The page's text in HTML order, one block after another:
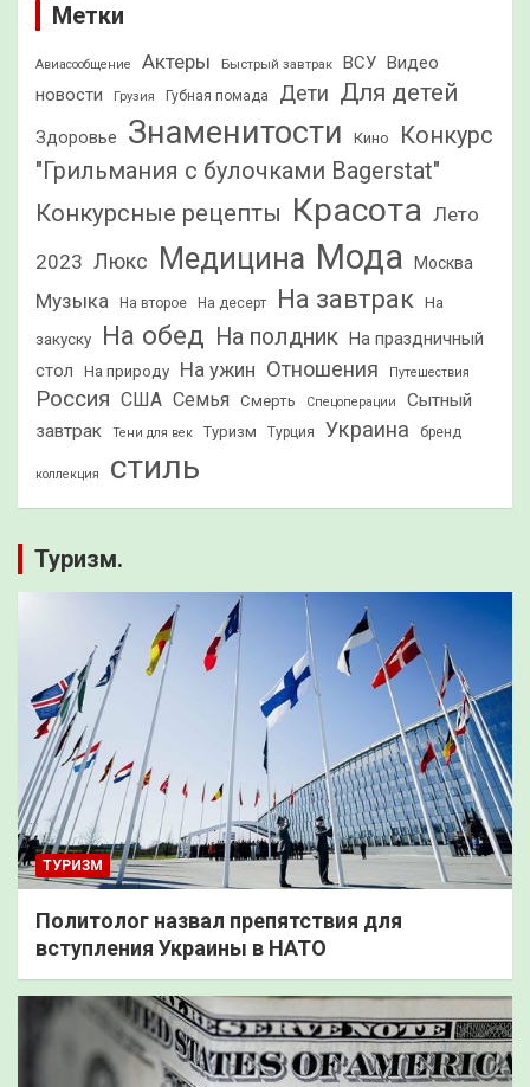
Метки
Авиасообщение Актеры Быстрый завтрак ВСУ Видео
новости
Грузия Губная помада Дети Для детей
Здоровье Знаменитости Кино
Конкурс
"Грильмания с булочками Bagerstat"
Конкурсные рецепты Красота Лето
2023 Люкс Медицина Мода Москва
Музыка На второе На десерт На завтрак На
закуску На обед На полдник На праздничный
стол
На природу На ужин Отношения Путешествия
Россия США Семья Смерть Спецоперации
Сытный
завтрак
Тени для век Туризм Турция Украина бренд
коллекция стиль
Туризм.
ТУРИЗМ
Политолог назвал препятствия для
вступления Украины в НАТО